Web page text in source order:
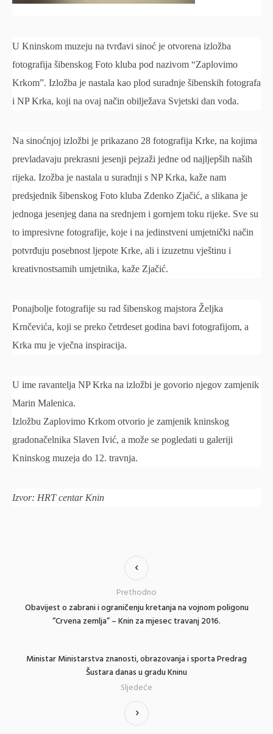
U Kninskom muzeju na tvrđavi sinoć je otvorena izložba
fotografija šibenskog Foto kluba pod nazivom “Zaplovimo
Krkom”. Izložba je nastala kao plod suradnje šibenskih fotografa
i NP Krka, koji na ovaj način obilježava Svjetski dan voda.
Na sinoćnjoj izložbi je prikazano 28 fotografija Krke, na kojima
prevladavaju prekrasni jesenji pejzaži jedne od najljepših naših
rijeka. Izožba je nastala u suradnji s NP Krka, kaže nam
predsjednik šibenskog Foto kluba Zdenko Zjačić, a slikana je
jednoga jesenjeg dana na srednjem i gornjem toku rijeke. Sve su
to impresivne fotografije, koje i na jedinstveni umjetnički način
potvrđuju posebnost ljepote Krke, ali i izuzetnu vještinu i
kreativnostsamih umjetnika, kaže Zjačić.
Ponajbolje fotografije su rad šibenskog majstora Željka
Krnčevića, koji se preko četrdeset godina bavi fotografijom, a
Krka mu je vječna inspiracija.
U ime ravantelja NP Krka na izložbi je govorio njegov zamjenik
Marin Malenica.
Izložbu Zaplovimo Krkom otvorio je zamjenik kninskog
gradonačelnika Slaven Ivić, a može se pogledati u galeriji
Kninskog muzeja do 12. travnja.
Izvor: HRT centar Knin
Obavijest o zabrani i ograničenju kretanja na vojnom poligonu
“Crvena zemlja” – Knin za mjesec travanj 2016.
Prethodno
Ministar Ministarstva znanosti, obrazovanja i sporta Predrag
Šustara danas u gradu Kninu
Sljedeće